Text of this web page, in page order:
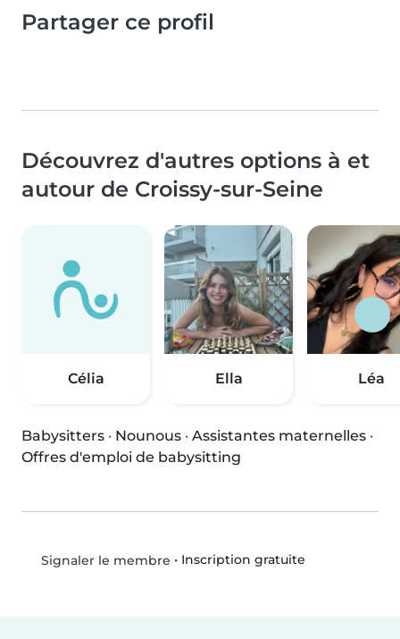
Partager ce profil
Découvrez d'autres options à et
autour de Croissy-sur-Seine
Célia Ella Léa
Babysitters · Nounous · Assistantes maternelles ·
Offres d'emploi de babysitting
Signaler le membre • Inscription gratuite